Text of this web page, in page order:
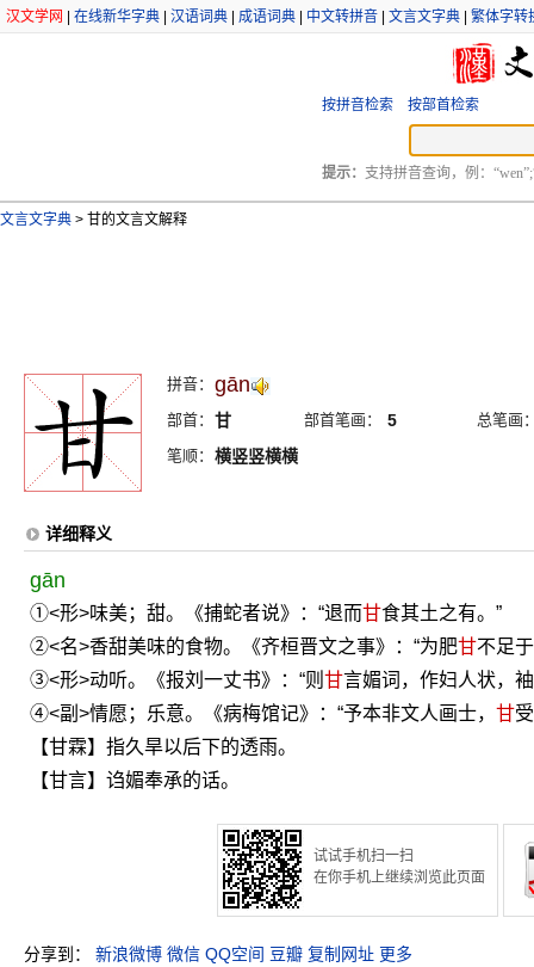
汉文学网 在线新华字典 汉语词典 成语词典 中文转拼音 文言文字典 繁体字转
按拼音检索 按部首检索
提示： 支持拼音查询，例：
文言文字典 > 甘的文言文解释
拼音： gān
部首： 甘 部首笔画： 5
总笔画
笔顺： 横竖竖横横
详细释义
gān
①<形>味美；甜。《捕蛇者说》：“退而甘食其土之有。”
②<名>香甜美味的食物。《齐桓晋文之事》：“为肥甘不足
③<形>动听。《报刘一丈书》：“则 甘言媚词，作妇人状，
④<副>情愿；乐意。《病梅馆记》：“予本非文人画士， 甘
【甘霖】指久旱以后下的透雨。
【甘言】诌媚奉承的话。
试试手机扫一扫
在你手机上继续浏览此页面
分享到： 新浪微博 微信 QQ空间 豆瓣 复制网址 更多